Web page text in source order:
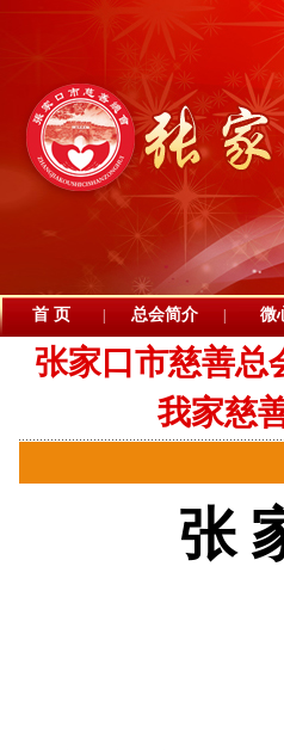
首 页 总会简介 微
张家口市慈善总
我家慈
张